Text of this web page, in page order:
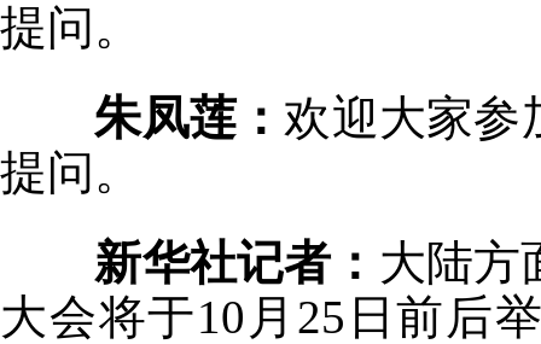
提问。
朱凤莲： 欢迎大家参
提问。
新华社记者： 大陆方
大会将于10月25日前后